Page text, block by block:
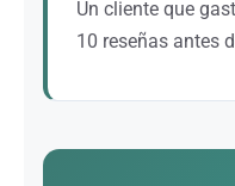
Un cliente que
10 reseñas antes
Una puntuación alta